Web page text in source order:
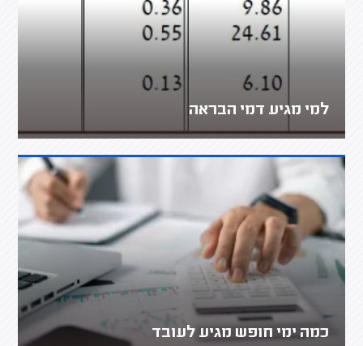
למי מגיע דמי הבראה
כמה ימי חופש מגיע לעובד